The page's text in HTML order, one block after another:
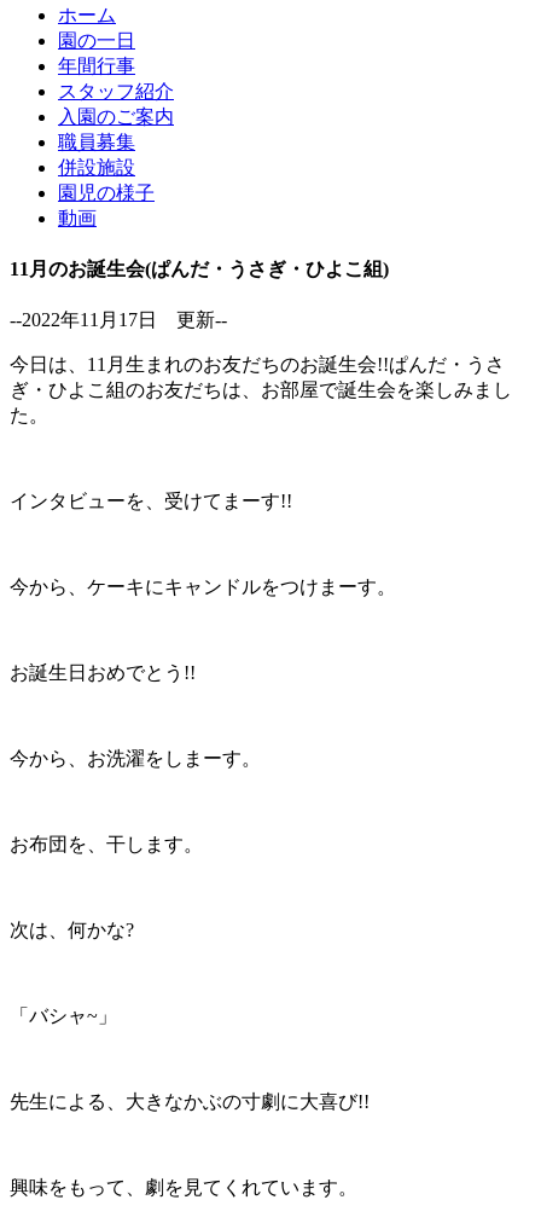
ホーム
園の一日
年間行事
スタッフ紹介
入園のご案内
職員募集
併設施設
園児の様子
動画
11月のお誕生会(ぱんだ・うさぎ・ひよこ組)
--2022年11月17日 更新--
今日は、11月生まれのお友だちのお誕生会!!ぱんだ・うさ
ぎ・ひよこ組のお友だちは、お部屋で誕生会を楽しみまし
た。
インタビューを、受けてまーす!!
今から、ケーキにキャンドルをつけまーす。
お誕生日おめでとう!!
今から、お洗濯をしまーす。
お布団を、干します。
次は、何かな?
「バシャ~」
先生による、大きなかぶの寸劇に大喜び!!
興味をもって、劇を見てくれています。